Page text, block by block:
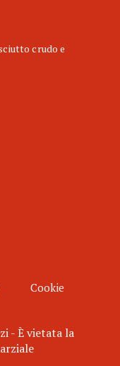
crudo e
Cookie
- È vietata la